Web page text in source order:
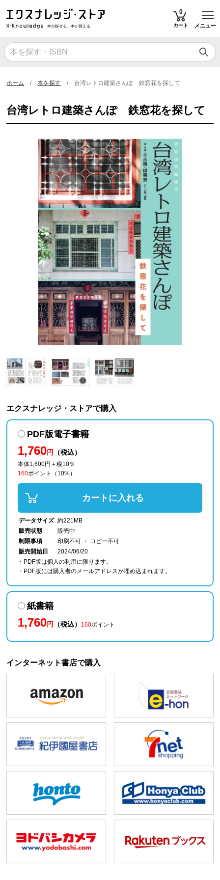
本が探せる、本が買える
0
カート メニュー
ホーム 本を探す 台湾レトロ建築さんぽ 鉄窓花を探して
台湾レトロ建築さんぽ 鉄窓花を探して
エクスナレッジ・ストアで購入
PDF版電子書籍
1,760円 （税込）
本体1,600円＋税10％
160ポイント （10%）
カートに入れる
データサイズ 約221MB
販売状態
販売中
制限事項
印刷不可 ・ コピー不可
販売開始日
2024/06/20
・PDF版は個人の利用に限ります。
・PDF版には購入者のメールアドレスが埋め込まれます。
紙書籍
1,760円 （税込） 160ポイント
インターネット書店で購入